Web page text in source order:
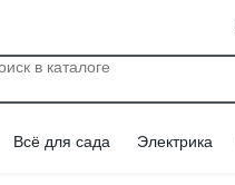
Всё для сада Электрика